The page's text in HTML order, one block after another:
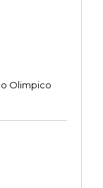
Olimpico